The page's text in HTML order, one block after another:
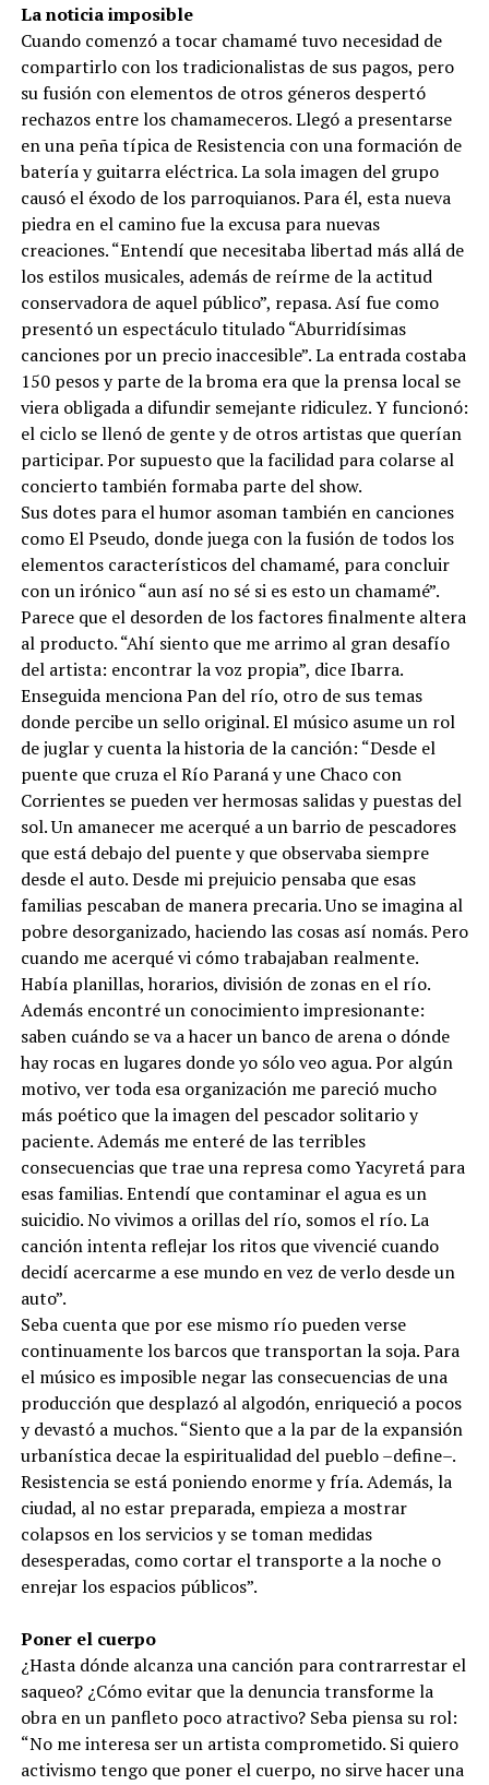
La noticia imposible
Cuando comenzó a tocar chamamé tuvo necesidad de
compartirlo con los tradicionalistas de sus pagos, pero
su fusión con elementos de otros géneros despertó
rechazos entre los chamameceros. Llegó a presentarse
en una peña típica de Resistencia con una formación de
batería y guitarra eléctrica. La sola imagen del grupo
causó el éxodo de los parroquianos. Para él, esta nueva
piedra en el camino fue la excusa para nuevas
creaciones. “Entendí que necesitaba libertad más allá de
los estilos musicales, además de reírme de la actitud
conservadora de aquel público”, repasa. Así fue como
presentó un espectáculo titulado “Aburridísimas
canciones por un precio inaccesible”. La entrada costaba
150 pesos y parte de la broma era que la prensa local se
viera obligada a difundir semejante ridiculez. Y funcionó:
el ciclo se llenó de gente y de otros artistas que querían
participar. Por supuesto que la facilidad para colarse al
concierto también formaba parte del show.
Sus dotes para el humor asoman también en canciones
como El Pseudo, donde juega con la fusión de todos los
elementos característicos del chamamé, para concluir
con un irónico “aun así no sé si es esto un chamamé”.
Parece que el desorden de los factores finalmente altera
al producto. “Ahí siento que me arrimo al gran desafío
del artista: encontrar la voz propia”, dice Ibarra.
Enseguida menciona Pan del río, otro de sus temas
donde percibe un sello original. El músico asume un rol
de juglar y cuenta la historia de la canción: “Desde el
puente que cruza el Río Paraná y une Chaco con
Corrientes se pueden ver hermosas salidas y puestas del
sol. Un amanecer me acerqué a un barrio de pescadores
que está debajo del puente y que observaba siempre
desde el auto. Desde mi prejuicio pensaba que esas
familias pescaban de manera precaria. Uno se imagina al
pobre desorganizado, haciendo las cosas así nomás. Pero
cuando me acerqué vi cómo trabajaban realmente.
Había planillas, horarios, división de zonas en el río.
Además encontré un conocimiento impresionante:
saben cuándo se va a hacer un banco de arena o dónde
hay rocas en lugares donde yo sólo veo agua. Por algún
motivo, ver toda esa organización me pareció mucho
más poético que la imagen del pescador solitario y
paciente. Además me enteré de las terribles
consecuencias que trae una represa como Yacyretá para
esas familias. Entendí que contaminar el agua es un
suicidio. No vivimos a orillas del río, somos el río. La
canción intenta reflejar los ritos que vivencié cuando
decidí acercarme a ese mundo en vez de verlo desde un
auto”.
Seba cuenta que por ese mismo río pueden verse
continuamente los barcos que transportan la soja. Para
el músico es imposible negar las consecuencias de una
producción que desplazó al algodón, enriqueció a pocos
y devastó a muchos. “Siento que a la par de la expansión
urbanística decae la espiritualidad del pueblo –define–.
Resistencia se está poniendo enorme y fría. Además, la
ciudad, al no estar preparada, empieza a mostrar
colapsos en los servicios y se toman medidas
desesperadas, como cortar el transporte a la noche o
enrejar los espacios públicos”.
Poner el cuerpo
¿Hasta dónde alcanza una canción para contrarrestar el
saqueo? ¿Cómo evitar que la denuncia transforme la
obra en un panfleto poco atractivo? Seba piensa su rol:
“No me interesa ser un artista comprometido. Si quiero
activismo tengo que poner el cuerpo, no sirve hacer una